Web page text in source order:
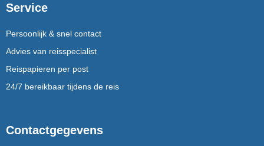
Service
Persoonlijk & snel contact
Advies van reisspecialist
Reispapieren per post
24/7 bereikbaar tijdens de reis
Contactgegevens